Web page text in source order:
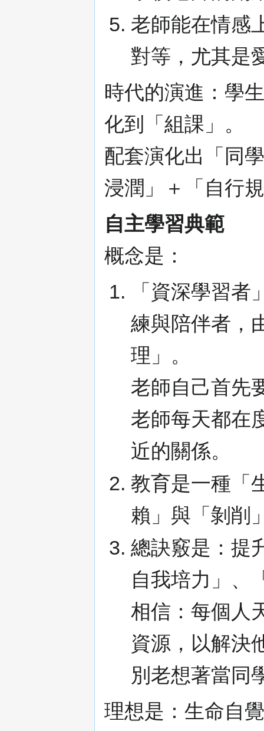
老師能在情感
對等，尤其是
時代的演進：學
化到「組課」。
配套演化出「同
浸潤」＋「自行
自主學習典範
概念是：
「資深學習
練與陪伴者，
理」。
老師自己首先
老師每天都在
近的關係。
教育是一種「
賴」與「剝削
總訣竅是：提
自我培力」、
相信：每個人
資源，以解決
別老想著當同
理想是：生命自